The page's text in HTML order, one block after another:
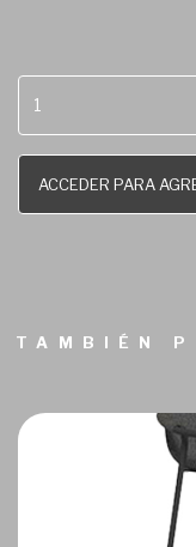
ACCEDER PARA
TAMBIÉN